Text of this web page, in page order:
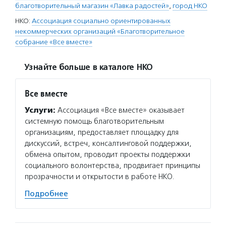
благотворительный магазин «Лавка радостей», город НКО
НКО: Ассоциация социально ориентированных
некоммерческих организаций «Благотворительное
собрание «Все вместе»
Узнайте больше в каталоге НКО
Все вместе
Услуги: Ассоциация «Все вместе» оказывает
системную помощь благотворительным
организациям, предоставляет площадку для
дискуссий, встреч, консалтинговой поддержки,
обмена опытом, проводит проекты поддержки
социального волонтерства, продвигает принципы
прозрачности и открытости в работе НКО.
Подробнее